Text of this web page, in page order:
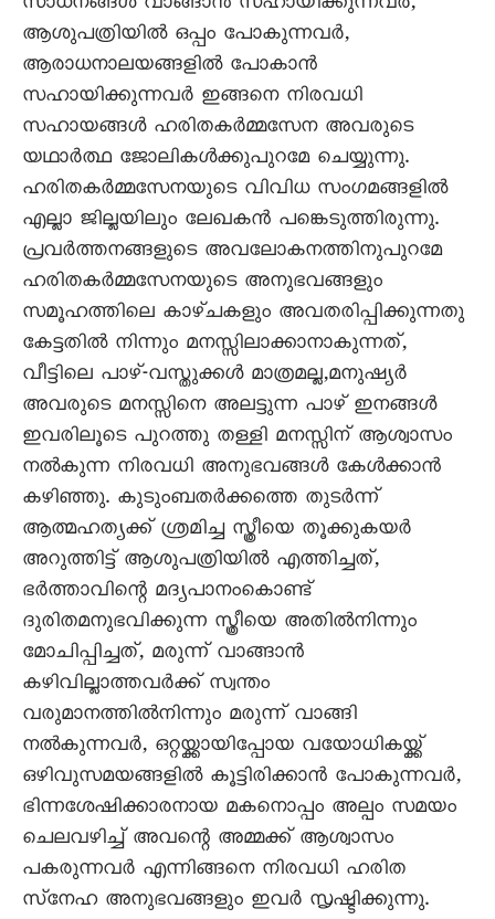
ആശുപത്രിയിൽ ഒപ്പം പോകുന്നവർ,
ആരാധനാലയങ്ങളിൽ പോകാൻ
സഹായിക്കുന്നവർ ഇങ്ങനെ നിരവധി
സഹായങ്ങൾ ഹരിതകർമ്മസേന അവരുടെ
യഥാർത്ഥ ജോലികൾക്കുപുറമേ ചെയ്യുന്നു.
ഹരിതകർമ്മസേനയുടെ വിവിധ സംഗമങ്ങളിൽ
എല്ലാ ജില്ലയിലും ലേഖകൻ പങ്കെടുത്തിരുന്നു.
പ്രവർത്തനങ്ങളുടെ അവലോകനത്തിനുപുറമേ
ഹരിതകർമ്മസേനയുടെ അനുഭവങ്ങളും
സമൂഹത്തിലെ കാഴ്ചകളും അവതരിപ്പിക്കുന്നതു
കേട്ടതിൽ നിന്നും മനസ്സിലാക്കാനാകുന്നത്,
വീട്ടിലെ പാഴ്-വസ്തുക്കൾ മാത്രമല്ല,മനുഷ്യർ
അവരുടെ മനസ്സിനെ അലട്ടുന്ന പാഴ് ഇനങ്ങൾ
ഇവരിലൂടെ പുറത്തു തള്ളി മനസ്സിന് ആശ്വാസം
നൽകുന്ന നിരവധി അനുഭവങ്ങൾ കേൾക്കാൻ
കഴിഞ്ഞു. കുടുംബതർക്കത്തെ തുടർന്ന്
ആത്മഹത്യക്ക് ശ്രമിച്ച സ്ത്രീയെ തൂക്കുകയർ
അറുത്തിട്ട് ആശുപത്രിയിൽ എത്തിച്ചത്,
ഭർത്താവിന്റെ മദ്യപാനംകൊണ്ട്
ദുരിതമനുഭവിക്കുന്ന സ്ത്രീയെ അതിൽനിന്നും
മോചിപ്പിച്ചത്, മരുന്ന് വാങ്ങാൻ
കഴിവില്ലാത്തവർക്ക് സ്വന്തം
വരുമാനത്തിൽനിന്നും മരുന്ന് വാങ്ങി
നൽകുന്നവർ, ഒറ്റയ്ക്കായിപ്പോയ വയോധികയ്ക്ക്
ഒഴിവുസമയങ്ങളിൽ കൂട്ടിരിക്കാൻ പോകുന്നവർ,
ഭിന്നശേഷിക്കാരനായ മകനൊപ്പം അല്പം സമയം
ചെലവഴിച്ച് അവന്റെ അമ്മക്ക് ആശ്വാസം
പകരുന്നവർ എന്നിങ്ങനെ നിരവധി ഹരിത
സ്‌നേഹ അനുഭവങ്ങളും ഇവർ സൃഷ്ടിക്കുന്നു.